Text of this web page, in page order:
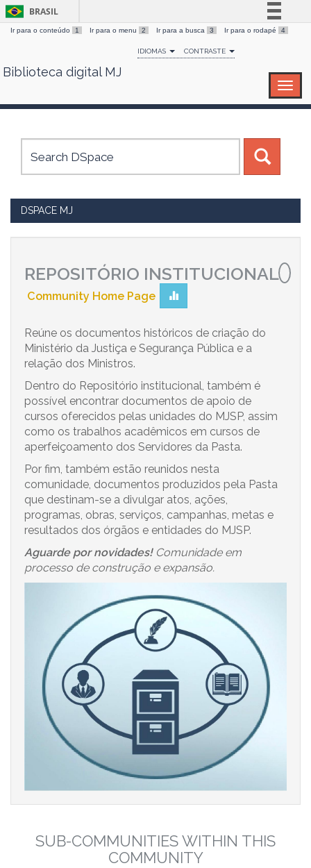
Skip
BRASIL
Simplifique!
Comunica BR
Canais
Ir para o conteúdo 1 Ir para o menu 2 Ir para a busca 3 Ir para o rodapé 4
IDIOMAS CONTRASTE
Biblioteca digital MJ
DSPACE MJ
REPOSITÓRIO INSTITUCIONAL
Community Home Page
Reúne os documentos históricos de criação do
Ministério da Justiça e Segurança Pública e a
relação dos Ministros.
Dentro do Repositório institucional, também é
possível encontrar documentos de apoio de
cursos oferecidos pelas unidades do MJSP, assim
como os trabalhos acadêmicos em cursos de
aperfeiçoamento dos Servidores da Pasta.
Por fim, também estão reunidos nesta
comunidade, documentos produzidos pela Pasta
que destinam-se a divulgar atos, ações,
programas, obras, serviços, campanhas, metas e
resultados dos órgãos e entidades do MJSP.
Aguarde por novidades!Comunidade em
processo de construção e expansão.
SUB-COMMUNITIES WITHIN THIS
COMMUNITY